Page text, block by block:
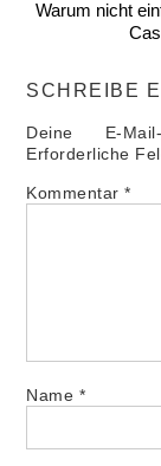
Warum nicht
SCHREIBE
Deine E-
Erforderliche
Kommentar*
Name *